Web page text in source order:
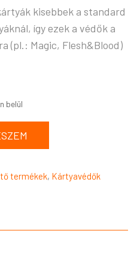
kisebbek a standard
így ezek a védők a
(pl.: Magic, Flesh&Blood)
termékek, Kártyavédők